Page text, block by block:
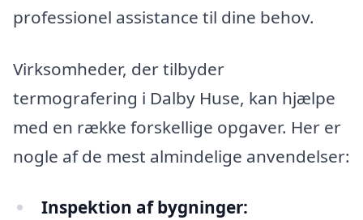
professionel assistance til dine behov.
Virksomheder, der tilbyder
termografering i Dalby Huse, kan hjælpe
med en række forskellige opgaver. Her er
nogle af de mest almindelige anvendelser:
Inspektion af bygninger: